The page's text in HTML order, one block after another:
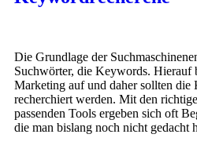
Die Grundlage der
Suchwörter, die Keywords. Hierauf
Marketing auf und daher sollten
recherchiert werden. Mit den
passenden Tools ergeben sich oft
die man bislang noch nicht gedacht